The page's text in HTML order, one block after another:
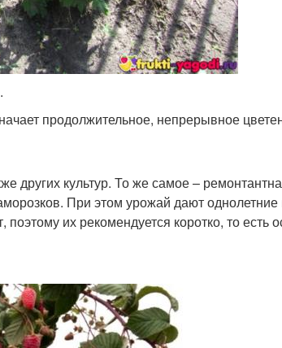
продолжительное, непрерывное
других культур. То же самое –
При этом урожай дают
их рекомендуется коротко, то есть